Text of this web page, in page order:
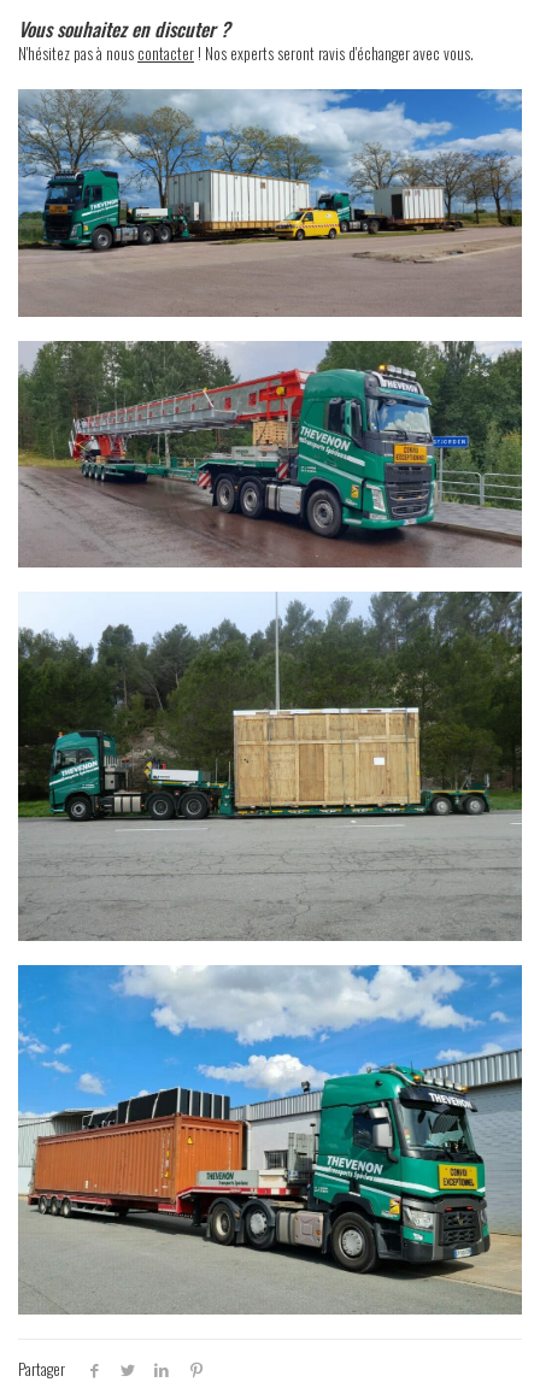
Vous souhaitez en discuter ?
N'hésitez pas à nous contacter ! Nos experts seront ravis d'échanger avec vous.
Partager